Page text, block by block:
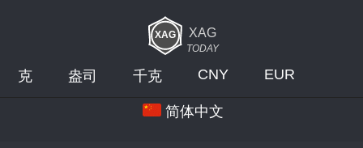
XAG
TODAY
克 盎司 千克 CNY EUR
简体中文